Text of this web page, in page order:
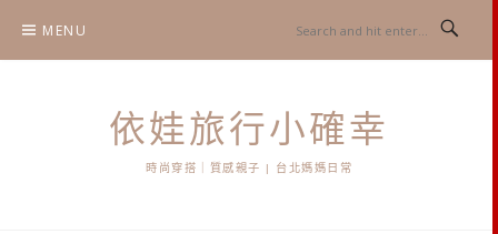
content
MENU
依娃旅行小確幸
時尚穿搭｜質感親子 | 台北媽媽日常